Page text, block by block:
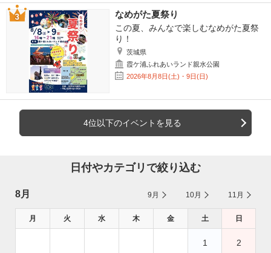
なめがた夏祭り
この夏、みんなで楽しむなめがた夏祭
り！
茨城県
霞ケ浦ふれあいランド親水公園
2026年8月8日(土)・9日(日)
4位以下のイベントを見る
日付やカテゴリで絞り込む
8月 9月 10月 11月
月 火 水 木 金 土 日
1 2